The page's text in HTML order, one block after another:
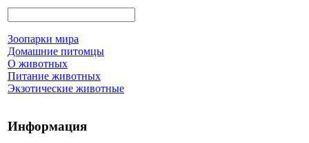
Зоопарки мира
Домашние питомцы
О животных
Питание животных
Экзотические животные
Информация